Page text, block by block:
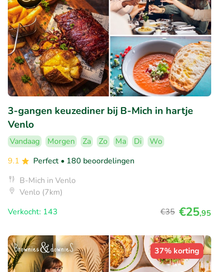
3-gangen keuzediner bij B-Mich in hartje
Venlo
Vandaag Morgen Za Zo Ma Di
Wo
9.1
Perfect • 180 beoordelingen
B-Mich in Venlo
Venlo (7km)
Verkocht: 143
€35 €25,95
37% korting